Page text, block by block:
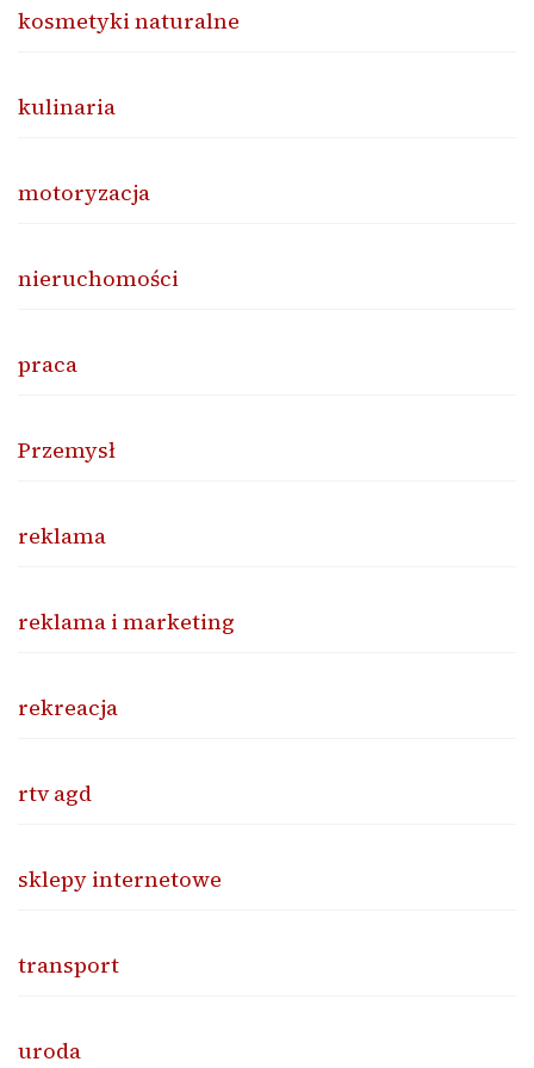
kosmetyki naturalne
kulinaria
motoryzacja
nieruchomości
praca
Przemysł
reklama
reklama i marketing
rekreacja
rtv agd
sklepy internetowe
transport
uroda